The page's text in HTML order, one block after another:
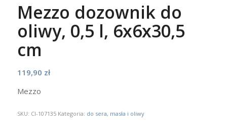
Mezzo dozownik do
oliwy, 0,5 l, 6x6x30,5
cm
119,90 zł
Mezzo
SKU: CI-107135 Kategoria: do sera, masła i oliwy